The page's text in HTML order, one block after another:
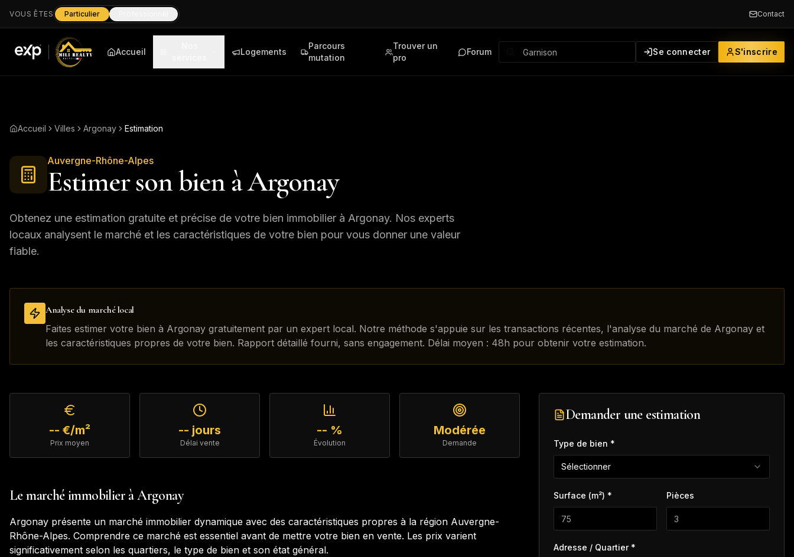
VOUS ÊTES Particulier Contact
Accueil Logements
Parcours
mutation
Trouver un
pro
Forum Se connecter S'inscrire
Accueil Villes Argonay Estimation
Auvergne-Rhône-Alpes
Estimer son bien àArgonay
Obtenez une estimation gratuite et précise de votre bien immobilier à Argonay. Nos experts
locaux analysent le marché et les caractéristiques de votre bien pour vous donner une valeur
fiable.
Analyse du marché local
Faites estimer votre bien à Argonay gratuitement par un expert local. Notre méthode s'appuie sur les transactions récentes, l'analyse du marché de Argonay et
les caractéristiques propres de votre bien. Rapport détaillé fourni, sans engagement. Délai moyen : 48h pour obtenir votre estimation.
-- €/m²
Prix moyen
-- jours
Délai vente
-- %
Évolution
Modérée
Demande
Le marché immobilier àArgonay
Argonay présente un marché immobilier dynamique avec des caractéristiques propres à la région Auvergne-
Rhône-Alpes. Comprendre ce marché est essentiel avant de mettre votre bien en vente. Les prix varient
significativement selon les quartiers, le type de bien et son état général.
Demander une estimation
Type de bien *
Sélectionner
Surface (m²) * Pièces
Adresse / Quartier *